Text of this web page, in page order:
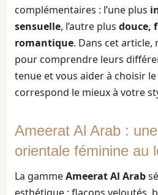
complémentaires : l’une plus
sensuelle, l’autre plusdouce,
romantique. Dans cet article,
pour comprendre leurs
tenue et vous aider à choisir
correspond le mieux à votre
Ameerat Al Arab :
orientale féminine au
La gammeAmeerat Al Arab